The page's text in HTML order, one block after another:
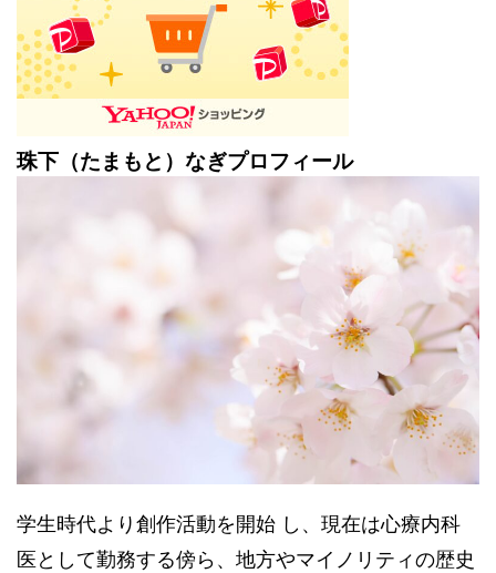
珠下（たまもと）なぎプロフィール
学生時代より創作活動を開始 し、現在は心療内科
医として勤務する傍ら、地方やマイノリティの歴史